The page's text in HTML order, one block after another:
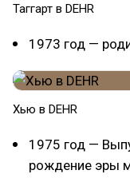
Таггарт в DEHR
1973 год —
Хью в DEHR
1975 год —
рождение эры